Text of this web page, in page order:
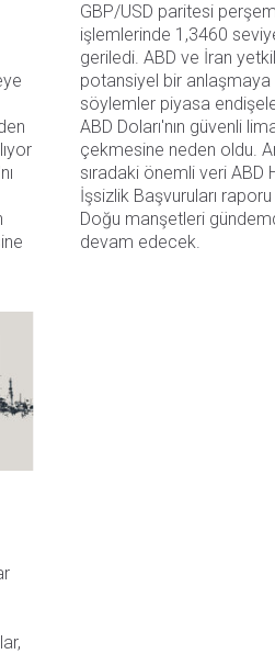
GBP/USD paritesi
işlemlerinde 1,3460
geriledi. ABD ve İran
potansiyel bir anlaşmaya
söylemler piyasa
ABD Doları'nın güvenli
çekmesine neden oldu.
sıradaki önemli veri ABD
İşsizlik Başvuruları
Doğu manşetleri
devam edecek.